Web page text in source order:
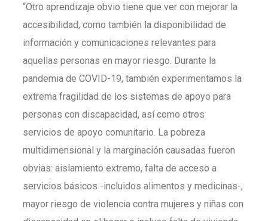
“Otro aprendizaje obvio tiene que ver con mejorar la
accesibilidad, como también la disponibilidad de
información y comunicaciones relevantes para
aquellas personas en mayor riesgo. Durante la
pandemia de COVID-19, también experimentamos la
extrema fragilidad de los sistemas de apoyo para
personas con discapacidad, así como otros
servicios de apoyo comunitario. La pobreza
multidimensional y la marginación causadas fueron
obvias: aislamiento extremo, falta de acceso a
servicios básicos -incluidos alimentos y medicinas-,
mayor riesgo de violencia contra mujeres y niñas con